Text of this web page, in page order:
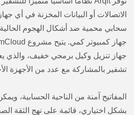
الاتصالات أو البيانات المخزنة في أي
سحابي محمية ضد أشكال الهجوم
جهاز تنزيل وكيل برمجي خفيف، والذي
تشفير بالمشاركة مع عدد من الأجهزة
المفاتيح آمنة من الناحية الحسابية،
بشكل اختياري، قائمة على نهج الثقة